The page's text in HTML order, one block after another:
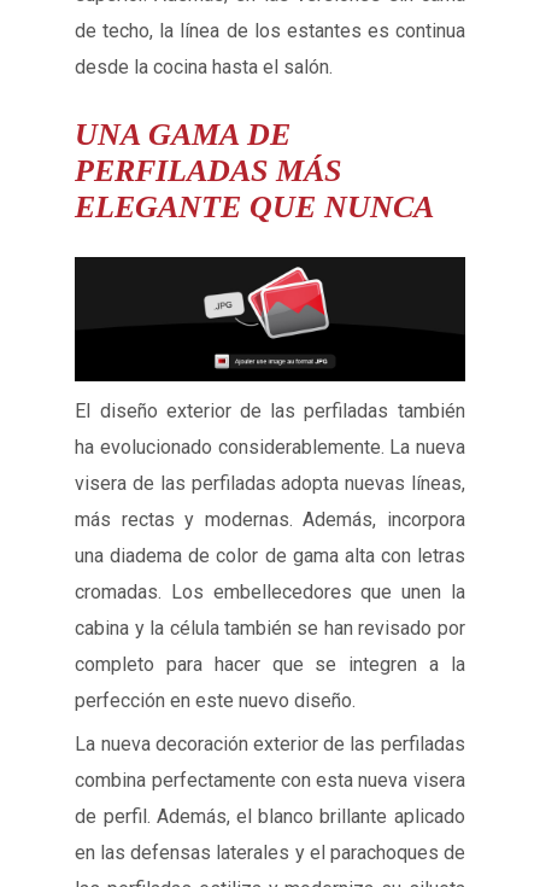
de techo, la línea de los estantes es continua
desde la cocina hasta el salón.
UNA GAMA DE
PERFILADAS MÁS
ELEGANTE QUE NUNCA
El diseño exterior de las perfiladas también
ha evolucionado considerablemente. La nueva
visera de las perfiladas adopta nuevas líneas,
más rectas y modernas. Además, incorpora
una diadema de color de gama alta con letras
cromadas. Los embellecedores que unen la
cabina y la célula también se han revisado por
completo para hacer que se integren a la
perfección en este nuevo diseño.
La nueva decoración exterior de las perfiladas
combina perfectamente con esta nueva visera
de perfil. Además, el blanco brillante aplicado
en las defensas laterales y el parachoques de